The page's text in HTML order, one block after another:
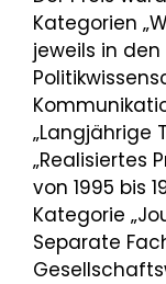
Kategorien
jeweils in den
„Langjährige
„Realisiertes
von 1995 bis
Kategorie
Separate